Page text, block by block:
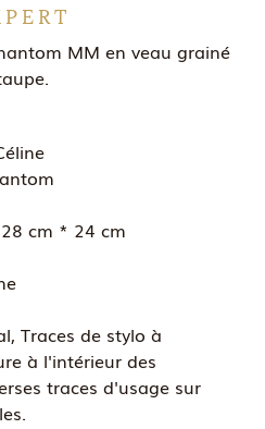
MM en veau grainé
cm * 24 cm
Traces de stylo à
à l'intérieur des
traces d'usage sur